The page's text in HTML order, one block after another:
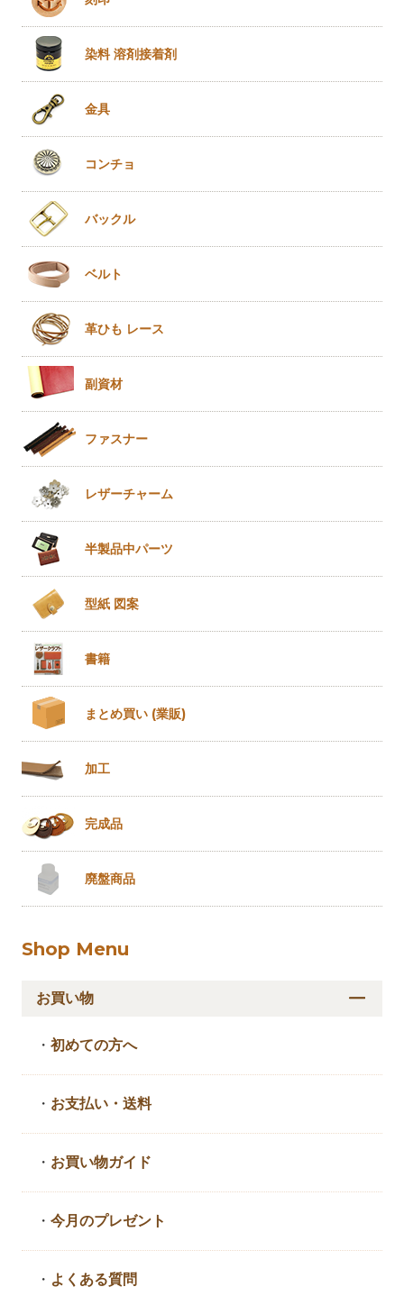
染料 溶剤接着剤
金具
コンチョ
バックル
ベルト
革ひも レース
副資材
ファスナー
レザーチャーム
半製品中パーツ
型紙 図案
書籍
まとめ買い (業販)
加工
完成品
廃盤商品
Shop Menu
お買い物
・初めての方へ
・ お支払い・送料
・ お買い物ガイド
・今月のプレゼント
・ よくある質問